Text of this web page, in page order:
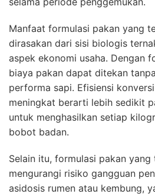
Manfaat formulasi pakan yang
dirasakan dari sisi biologis
aspek ekonomi usaha. Dengan
biaya pakan dapat ditekan
performa sapi. Efisiensi
meningkat berarti lebih sedikit
untuk menghasilkan setiap
bobot badan.
Selain itu, formulasi pakan
mengurangi risiko gangguan
asidosis rumen atau kembung,